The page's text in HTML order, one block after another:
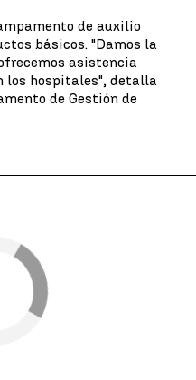
de auxilio
básicos. "Damos la
asistencia
los hospitales", detalla
de Gestión de